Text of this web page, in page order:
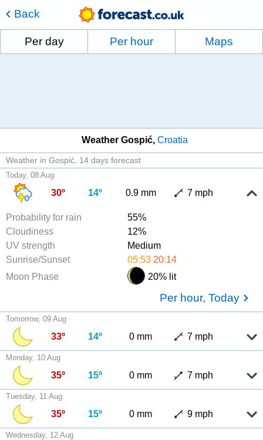
Back
Per day Per hour Maps
Weather Gospić Croatia
Weather in Gospić 14 days forecast
Today, 08 Aug
30º 14º 0.9 mm 7 mph
Probability for rain
55%
Cloudiness
12%
UV strength
Medium
Sunrise/Sunset
05:53 20:14
Moon Phase
20% lit
Per hour, Today
Tomorrow, 09 Aug
33º 14º 0 mm 7 mph
Monday, 10 Aug
35º 15º 0 mm 7 mph
Tuesday, 11 Aug
35º 15º 0 mm 9 mph
Wednesday, 12 Aug